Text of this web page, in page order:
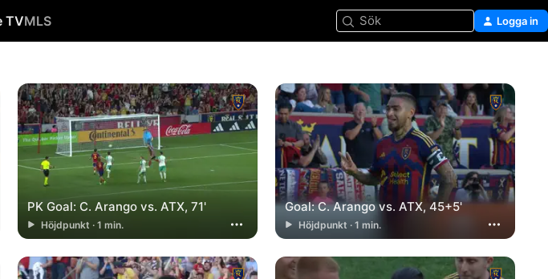
TVMLS Sök Logga in
PK Goal: C. Arango vs. ATX, 71'
Höjdpunkt · 1 min.
Goal: C. Arango vs. ATX, 45+5'
Höjdpunkt · 1 min.